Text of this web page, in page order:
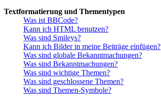
Textformatierung und Thementypen
Was ist BBCode?
Kann ich HTML benutzen?
Was sind Smileys?
Kann ich Bilder in meine Beiträge einfügen?
Was sind globale Bekanntmachungen?
Was sind Bekanntmachungen?
Was sind wichtige Themen?
Was sind geschlossene Themen?
Was sind Themen-Symbole?